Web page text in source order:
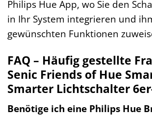
Philips Hue App, wo Sie den
in Ihr System integrieren und
gewünschten Funktionen
FAQ – Häufig gestellte
Senic Friends of Hue
Smarter Lichtschalter
Benötige ich eine Philips Hue